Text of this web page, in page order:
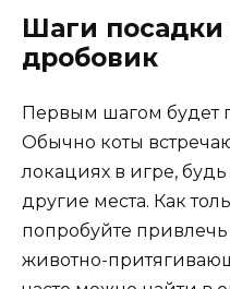
Шаги посадки
дробовик
Первым шагом будет
Обычно коты
локациях в игре,
другие места. Как
попробуйте привлечь
животно-